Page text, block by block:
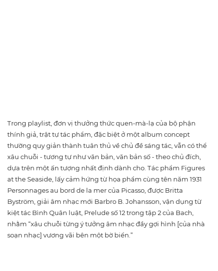
Trong playlist, đơn vị thưởng thức quen-mà-lạ của bộ phận
thính giả, trật tự tác phẩm, đặc biệt ở một album concept
thường quy giản thành tuân thủ về chủ đề sáng tác, vẫn có thể
xâu chuỗi - tương tự như văn bản, văn bản số - theo chủ đích,
dựa trên một ấn tượng nhất định dành cho. Tác phẩm Figures
at the Seaside, lấy cảm hứng từ họa phẩm cùng tên năm 1931
Personnages au bord de la mer của Picasso, được Britta
Byström, giải âm nhạc mới Barbro B. Johansson, vận dụng từ
kiệt tác Bình Quân luật, Prelude số 12 trong tập 2 của Bach,
nhằm “xâu chuỗi từng ý tưởng âm nhạc đầy gợi hình [của nhà
soạn nhạc] vương vãi bên một bờ biển.”